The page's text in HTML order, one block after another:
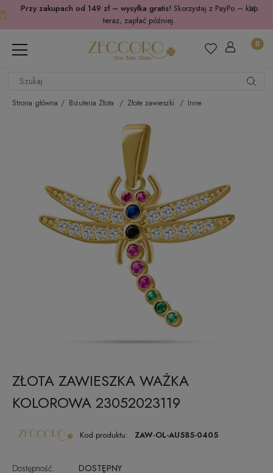
Przy zakupach od 149 zł – wysyłka gratis! Skorzystaj z PayPo – kup
teraz, zapłać później.
Strona główna Biżuteria Złota Złote zawieszki Inne
ZŁOTA ZAWIESZKA WAŻKA
KOLOROWA 23052023119
Kod produktu: ZAW-OL-AU585-0405
Dostępność:
DOSTĘPNY